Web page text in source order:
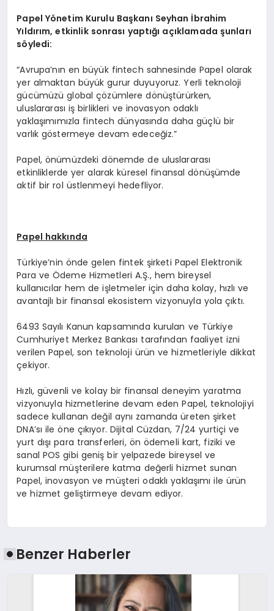
Papel Yönetim Kurulu Başkanı Seyhan İbrahim
Yıldırım, etkinlik sonrası yaptığı açıklamada şunları
söyledi:
“Avrupa’nın en büyük fintech sahnesinde Papel olarak
yer almaktan büyük gurur duyuyoruz. Yerli teknoloji
gücümüzü global çözümlere dönüştürürken,
uluslararası iş birlikleri ve inovasyon odaklı
yaklaşımımızla fintech dünyasında daha güçlü bir
varlık göstermeye devam edeceğiz.”
Papel, önümüzdeki dönemde de uluslararası
etkinliklerde yer alarak küresel finansal dönüşümde
aktif bir rol üstlenmeyi hedefliyor.
Papel hakkında
Türkiye’nin önde gelen fintek şirketi Papel Elektronik
Para ve Ödeme Hizmetleri A.Ş., hem bireysel
kullanıcılar hem de işletmeler için daha kolay, hızlı ve
avantajlı bir finansal ekosistem vizyonuyla yola çıktı.
6493 Sayılı Kanun kapsamında kurulan ve Türkiye
Cumhuriyet Merkez Bankası tarafından faaliyet izni
verilen Papel, son teknoloji ürün ve hizmetleriyle dikkat
çekiyor.
Hızlı, güvenli ve kolay bir finansal deneyim yaratma
vizyonuyla hizmetlerine devam eden Papel, teknolojiyi
sadece kullanan değil aynı zamanda üreten şirket
DNA’sı ile öne çıkıyor. Dijital Cüzdan, 7/24 yurtiçi ve
yurt dışı para transferleri, ön ödemeli kart, fiziki ve
sanal POS gibi geniş bir yelpazede bireysel ve
kurumsal müşterilere katma değerli hizmet sunan
Papel, inovasyon ve müşteri odaklı yaklaşımı ile ürün
ve hizmet geliştirmeye devam ediyor.
Benzer Haberler